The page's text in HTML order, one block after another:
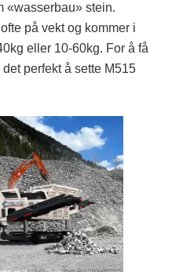
«wasserbau» stein.
på vekt og kommer i
eller 10-60kg. For å få
perfekt å sette M515